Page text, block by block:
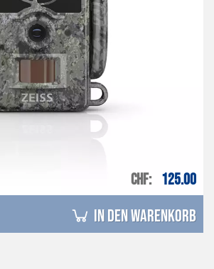
CHF 125.00
in den Warenkorb